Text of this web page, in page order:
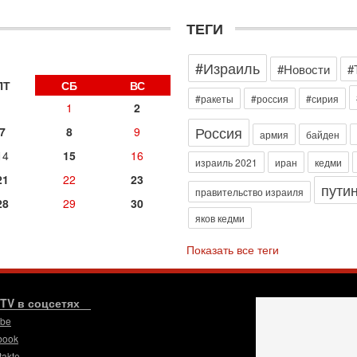
В
СБ
ВС
1
2
7 8
9
15
16
22
23
29
30
ТЕГИ
#Израиль
#Новости
#ракеты #россия #сирия
Россия армия байден
израиль 2021 иран кедми
правительство израиля путин
яков кедми
Показать все теги
в соцсетях